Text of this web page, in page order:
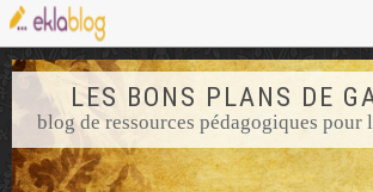
LES BONS PLANS DE
blog de ressources pédagogiques pour